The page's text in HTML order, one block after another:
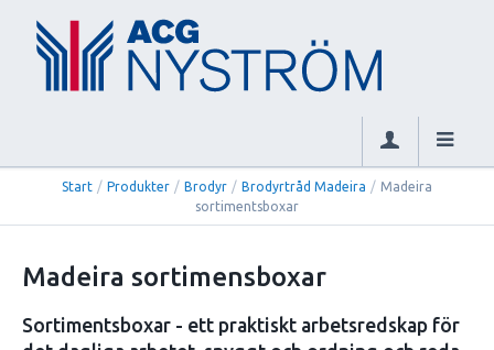
Start / Produkter / Brodyr / Brodyrtråd Madeira / Madeira
sortimentsboxar
Madeira sortimensboxar
Sortimentsboxar - ett praktiskt arbetsredskap för